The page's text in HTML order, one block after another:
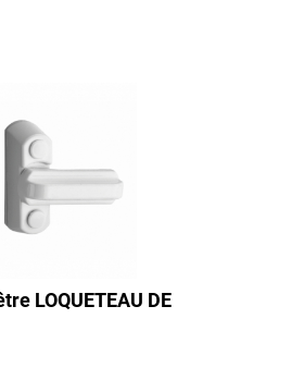
LOQUETEAU DE